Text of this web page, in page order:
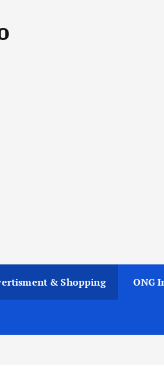
& Shopping ONG